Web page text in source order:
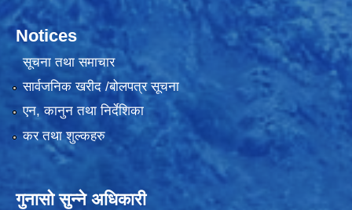
Notices
सूचना तथा समाचार
सार्वजनिक खरीद /बोलपत्र सूचना
एन, कानुन तथा निर्देशिका
कर तथा शुल्कहरु
गुनासो सुन्ने अधिकारी